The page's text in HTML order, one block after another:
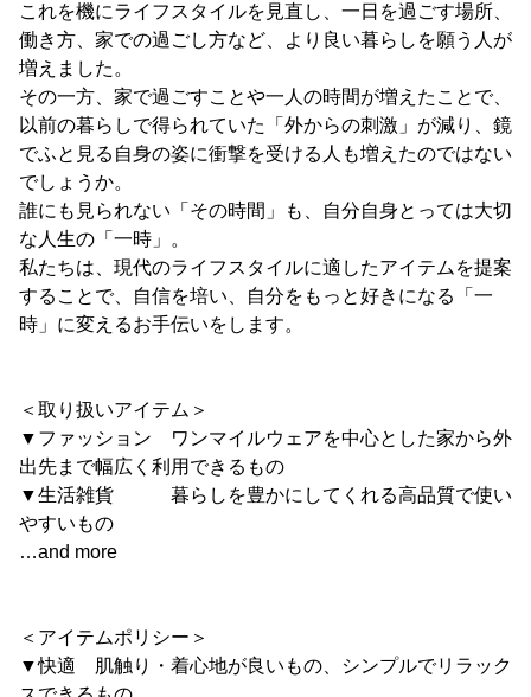
これを機にライフスタイルを見直し、一日を過ごす場所、
働き方、家での過ごし方など、より良い暮らしを願う人が
増えました。
その一方、家で過ごすことや一人の時間が増えたことで、
以前の暮らしで得られていた「外からの刺激」が減り、鏡
でふと見る自身の姿に衝撃を受ける人も増えたのではない
でしょうか。
誰にも見られない「その時間」も、自分自身とっては大切
な人生の「一時」。
私たちは、現代のライフスタイルに適したアイテムを提案
することで、自信を培い、自分をもっと好きになる「一
時」に変えるお手伝いをします。
＜取り扱いアイテム＞
▼ファッション ワンマイルウェアを中心とした家から外
出先まで幅広く利用できるもの
▼生活雑貨 暮らしを豊かにしてくれる高品質で使い
やすいもの
…and more
＜アイテムポリシー＞
▼快適 肌触り・着心地が良いもの、シンプルでリラック